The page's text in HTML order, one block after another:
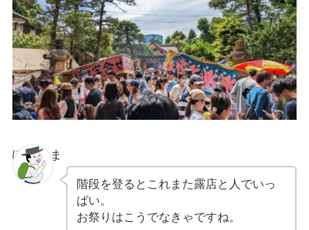
ぽちゃま
階段を登るとこれまた露店と人でいっ
ぱい。
お祭りはこうでなきゃですね。